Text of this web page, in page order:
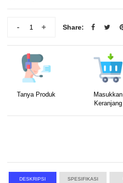
+
- Share:
Tanya Produk
Masukkan
Keranjang
DESKRIPSI SPESIFIKASI